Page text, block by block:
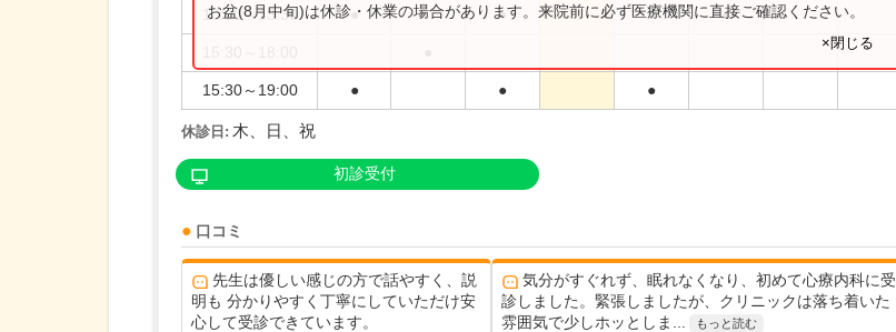
10:00～13:30 ● ● ● ●
15:30～19:00 ● ● ●
お盆(8月中旬)は休診・休業の場合があります。来院前に必ず医療機関に直接ご確認ください。
×閉じる
休診日: 木、日、祝
初診受付
口コミ
先生は優しい感じの方で話やすく、説
明も 分かりやすく丁寧にしていただけ安
心して受診できています。
気分がすぐれず、眠れなくなり、初めて心療内科に受
診しました。緊張しましたが、クリニックは落ち着いた
雰囲気で少しホッとしま...
もっと読む